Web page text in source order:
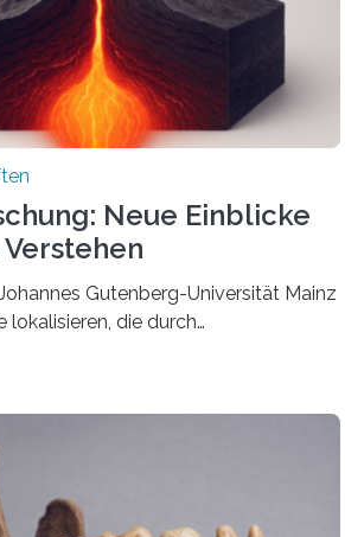
konnten sie sich verorten und
Vor einigen Jahren…
Neue Einblicke
Gutenberg-Universität Mainz
lokalisieren, die durch
in der Erde darunter? Wo
oder Gase, die sich durch
nach oben bahnen? Jun.-Prof. Dr.
Vulkanseismologin an der
Universität Mainz (JGU), und ihr